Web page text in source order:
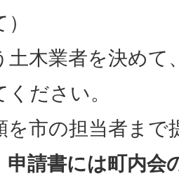
土木業者を決めて
ださい。
を市の担当者まで
申請書には町内